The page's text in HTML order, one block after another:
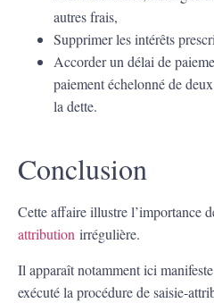
autres frais,
Supprimer les intérêts
Accorder un délai de
paiement échelonné de
la dette.
Conclusion
Cette affaire illustre l’importance
attribution irrégulière.
Il apparaît notamment ici
exécuté la procédure de saisie-